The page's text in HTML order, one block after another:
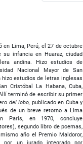
en Lima, Perú, el 27 de octubre
su infancia en Huaraz, ciudad
andina. Hizo estudios de
Nacional Mayor de San
hizo estudios de letras inglesas
Cristóbal La Habana, Cuba,
terminó de escribir su primer
del lobo, publicado en Cuba y
de un breve retorno a Lima
París, en 1970, concluye
segundo libro de poemas,
año el Premio Maldoror,